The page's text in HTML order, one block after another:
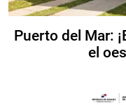
Puerto del Mar:
el